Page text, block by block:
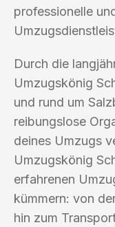
professionelle
Durch die
Umzugskönig
und rund um
reibungslose
deines Umzugs
Umzugskönig
erfahrenen
kümmern: von
hin zum